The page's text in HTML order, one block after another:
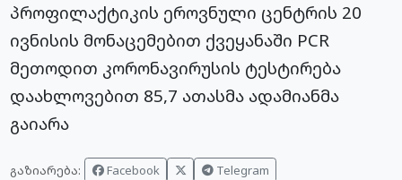
პროფილაქტიკის ეროვნული ცენტრის 20
ივნისის მონაცემებით ქვეყანაში PCR
მეთოდით კორონავირუსის ტესტირება
დაახლოვებით 85,7 ათასმა ადამიანმა
გაიარა
გაზიარება: Facebook Telegram